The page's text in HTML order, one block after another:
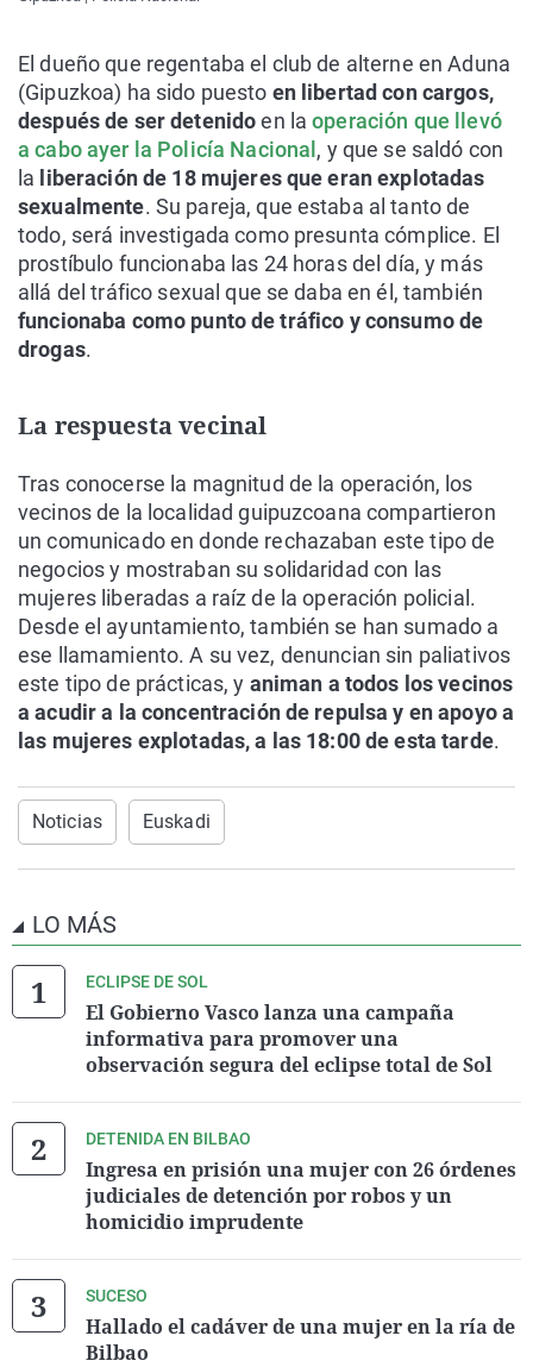
El dueño que regentaba el club de alterne en Aduna
(Gipuzkoa) ha sido puesto en libertad con cargos,
después de ser detenidoen laoperación que llevó
a cabo ayer la Policía Nacional , y que se saldó con
la liberación de 18 mujeres que eran explotadas
sexualmente. Su pareja, que estaba al tanto de
todo, será investigada como presunta cómplice. El
prostíbulo funcionaba las 24 horas del día, y más
allá del tráfico sexual que se daba en él, también
funcionaba como punto de tráfico y consumo de
drogas.
La respuesta vecinal
Tras conocerse la magnitud de la operación, los
vecinos de la localidad guipuzcoana compartieron
un comunicado en donde rechazaban este tipo de
negocios y mostraban su solidaridad con las
mujeres liberadas a raíz de la operación policial.
Desde el ayuntamiento, también se han sumado a
ese llamamiento. A su vez, denuncian sin paliativos
este tipo de prácticas, y animan a todos los vecinos
a acudir a la concentración de repulsa y en apoyo a
las mujeres explotadas, a las 18:00 de esta tarde.
Noticias Euskadi
LO MÁS
ECLIPSE DE SOL
El Gobierno Vasco lanza una campaña
informativa para promover una
observación segura del eclipse total de Sol
DETENIDA EN BILBAO
Ingresa en prisión una mujer con 26 órdenes
judiciales de detención por robos y un
homicidio imprudente
SUCESO
Hallado el cadáver de una mujer en la ría de
Bilbao